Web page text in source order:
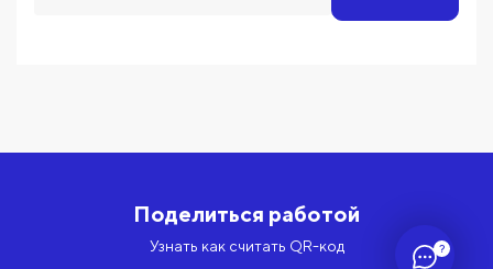
?
Поделиться работой
Узнать как считать QR-код